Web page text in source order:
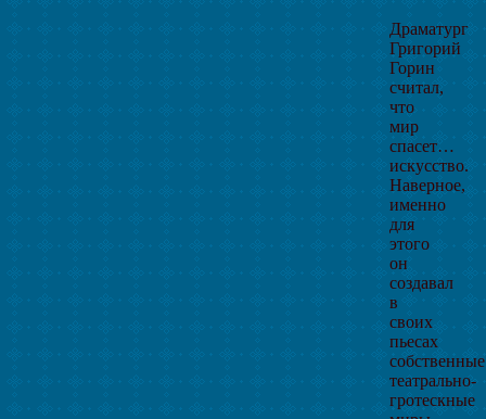
Драматург
Григорий
Горин
считал,
что
мир
спасет…
искусство.
Наверное,
именно
для
этого
он
создавал
в
своих
пьесах
собственные
театрально-
гротескные